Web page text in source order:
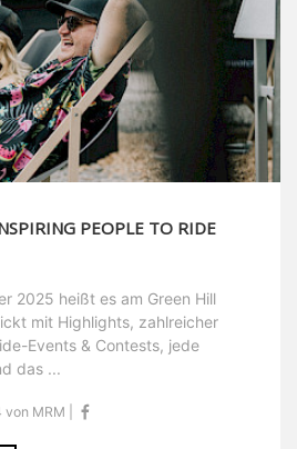
PEOPLE TO RIDE
2025 heißt es am Green Hill
mit Highlights, zahlreicher
Events & Contests, jede
das ...
MRM |